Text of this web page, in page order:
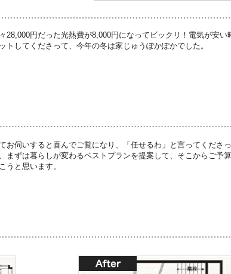
28,000円だった光熱費が8,000円になってビックリ！電気が安
トしてくださって、今年の冬は家じゅうぽかぽかでした。
お伺いすると喜んでご覧になり、「任せるわ」と言ってくださ
まずは暮らしが変わるベストプランを提案して、そこからご予
うと思います。